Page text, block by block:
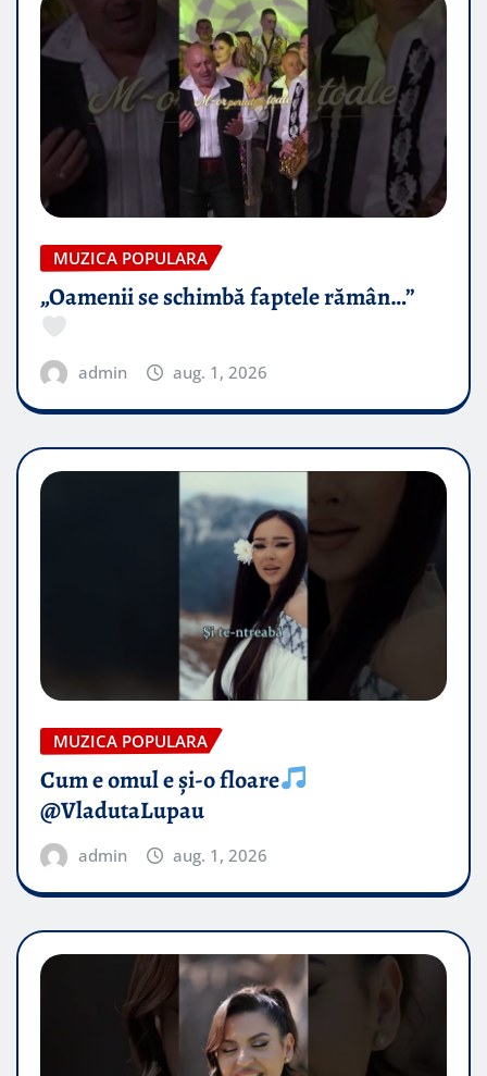
MUZICA POPULARA
„Oamenii se schimbă faptele rămân…”
admin aug. 1, 2026
MUZICA POPULARA
Cum e omul e și-o floare
@VladutaLupau
admin aug. 1, 2026